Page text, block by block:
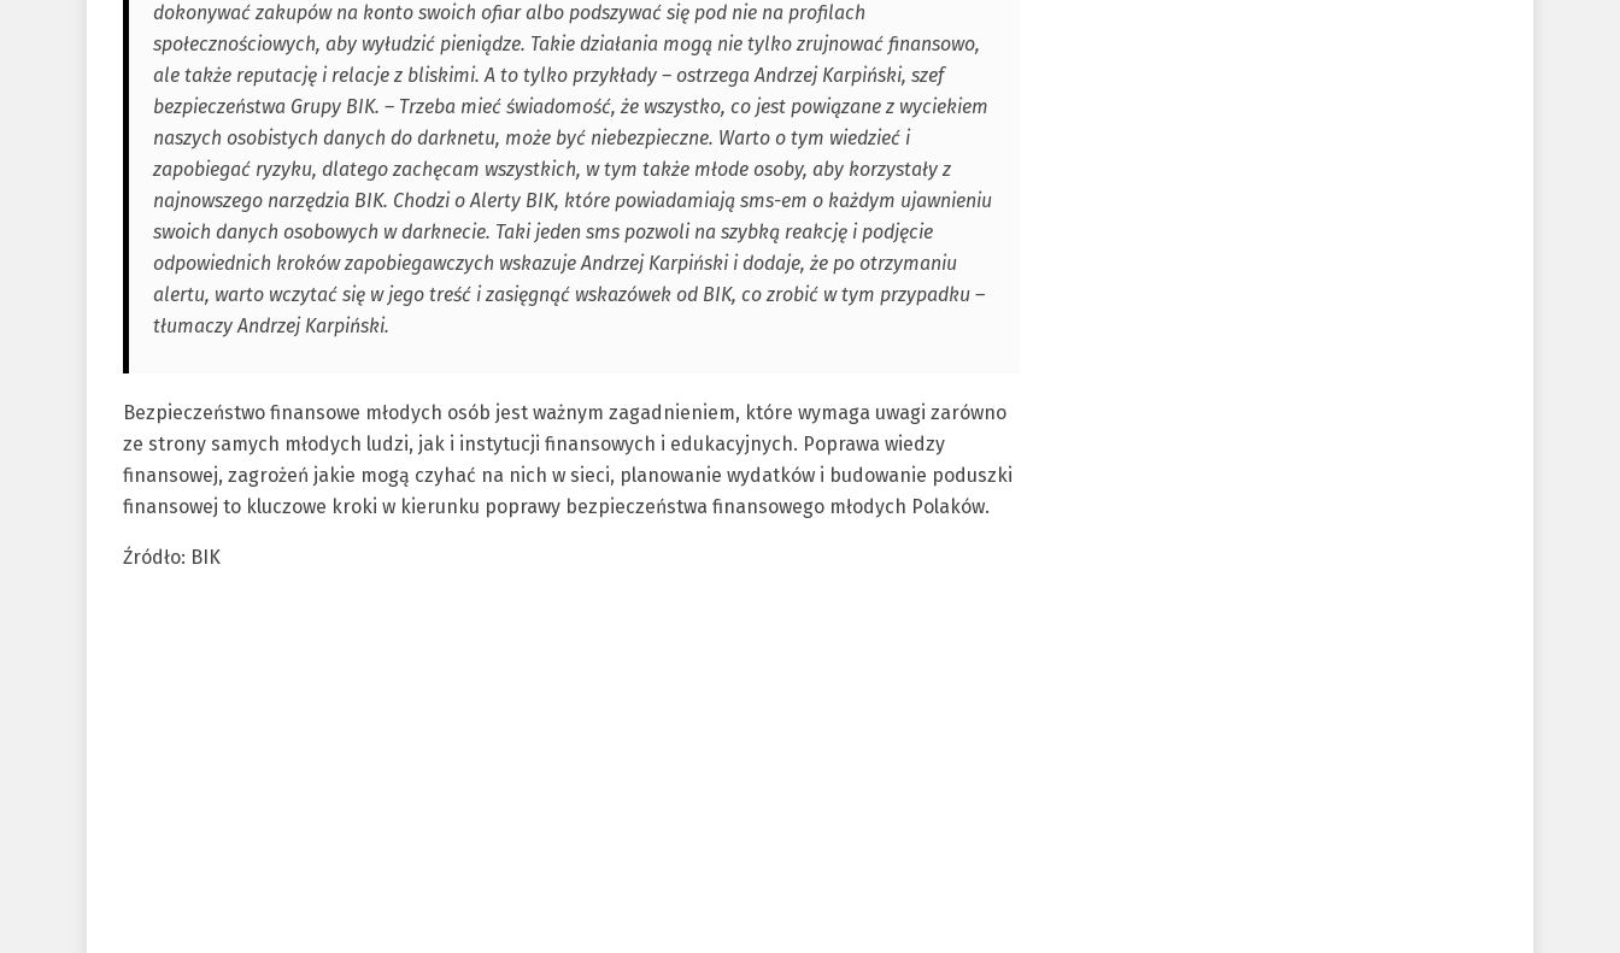
dokonywać zakupów na konto swoich ofiar albo podszywać się pod nie na profilach
społecznościowych, aby wyłudzić pieniądze. Takie działania mogą nie tylko zrujnować finansowo,
ale także reputację i relacje z bliskimi. A to tylko przykłady – ostrzega Andrzej Karpiński, szef
bezpieczeństwa Grupy BIK. – Trzeba mieć świadomość, że wszystko, co jest powiązane z wyciekiem
naszych osobistych danych do darknetu, może być niebezpieczne. Warto o tym wiedzieć i
zapobiegać ryzyku, dlatego zachęcam wszystkich, w tym także młode osoby, aby korzystały z
najnowszego narzędzia BIK. Chodzi o Alerty BIK, które powiadamiają sms-em o każdym ujawnieniu
swoich danych osobowych w darknecie. Taki jeden sms pozwoli na szybką reakcję i podjęcie
odpowiednich kroków zapobiegawczych wskazuje Andrzej Karpiński i dodaje, że po otrzymaniu
alertu, warto wczytać się w jego treść i zasięgnąć wskazówek od BIK, co zrobić w tym przypadku –
tłumaczy Andrzej Karpiński.
Bezpieczeństwo finansowe młodych osób jest ważnym zagadnieniem, które wymaga uwagi zarówno
ze strony samych młodych ludzi, jak i instytucji finansowych i edukacyjnych. Poprawa wiedzy
finansowej, zagrożeń jakie mogą czyhać na nich w sieci, planowanie wydatków i budowanie poduszki
finansowej to kluczowe kroki w kierunku poprawy bezpieczeństwa finansowego młodych Polaków.
Źródło: BIK